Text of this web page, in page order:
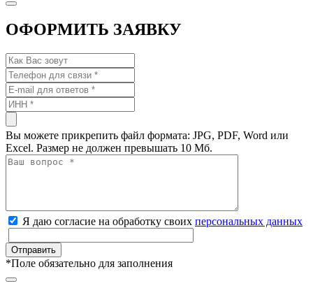
ОФОРМИТЬ ЗАЯВКУ
Вы можете прикрепить файл формата: JPG, PDF, Word или
Excel. Размер не должен превышать 10 Мб.
Я даю согласие на обработку своих персональных данных
*Поле обязательно для заполнения